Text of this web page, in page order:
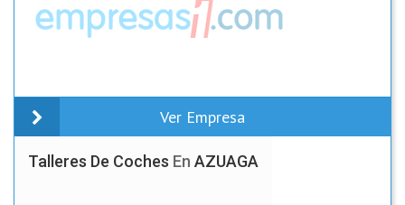
Ver Empresa
Talleres De Coches En AZUAGA